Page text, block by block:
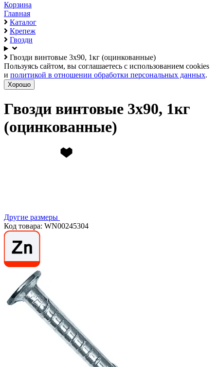
Корзина
Главная
Каталог
Крепеж
Гвозди
Гвозди винтовые 3х90, 1кг (оцинкованные)
Пользуясь сайтом, вы соглашаетесь с использованием cookies
и политикой в отношении обработки персональных данных.
Хорошо
Гвозди винтовые 3х90, 1кг
(оцинкованные)
Другие размеры
Код товара: WN00245304